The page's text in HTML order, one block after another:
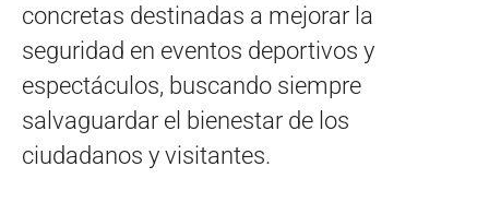
concretas destinadas a mejorar la
seguridad en eventos deportivos y
espectáculos, buscando siempre
salvaguardar el bienestar de los
ciudadanos y visitantes.